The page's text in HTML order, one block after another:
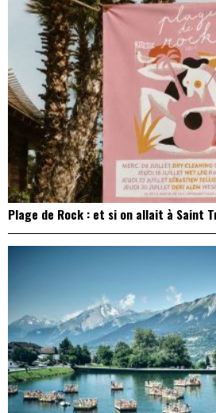
Plage de Rock : et si on allait à Saint